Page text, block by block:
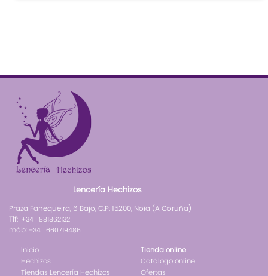
Lencería Hechizos
Praza Fanequeira, 6 Bajo, C.P. 15200, Noia (A Coruña)
Tlf: +34 881862132
mób: +34 660719486
Inicio
Hechizos
Tiendas Lencería Hechizos
Tienda online
Catálogo online
Ofertas